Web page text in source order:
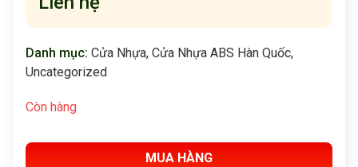
Danh mục: Cửa Nhựa, Cửa Nhựa ABS Hàn Quốc,
Uncategorized
Còn hàng
MUA HÀNG